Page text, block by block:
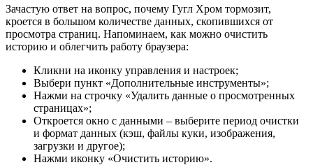
Зачастую ответ на вопрос, почему Гугл Хром тормозит,
кроется в большом количестве данных, скопившихся от
просмотра страниц. Напоминаем, как можно очистить
историю и облегчить работу браузера:
Кликни на иконку управления и настроек;
Выбери пункт «Дополнительные инструменты»;
Нажми на строчку «Удалить данные о просмотренных
страницах»;
Откроется окно с данными – выберите период очистки
и формат данных (кэш, файлы куки, изображения,
загрузки и другое);
Нажми иконку «Очистить историю».